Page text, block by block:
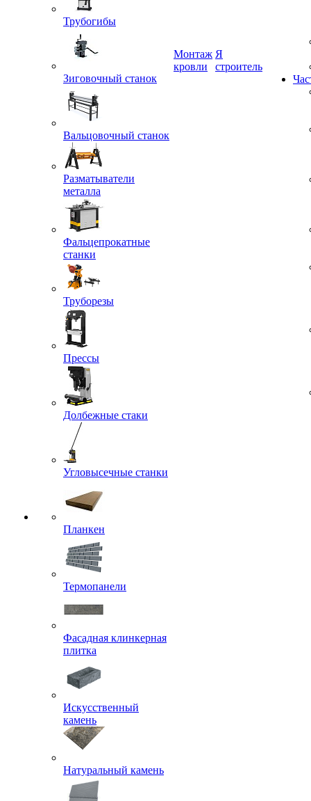
Трубогибы
Зиговочный станок
Вальцовочный станок
Разматыватели
металла
Фальцепрокатные
станки
Труборезы
Прессы
Долбежные стаки
Угловысечные станки
Планкен
Термопанели
Фасадная клинкерная
плитка
Искусственный
камень
Натуральный камень
Монтаж
Я